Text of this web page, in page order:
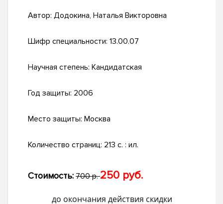
Автор: Додокина, Наталья Викторовна
Шифр специальности: 13.00.07
Научная степень: Кандидатская
Год защиты: 2006
Место защиты: Москва
Количество страниц: 213 с. : ил.
Стоимость: 700 р.250 руб.
до окончания действия скидки